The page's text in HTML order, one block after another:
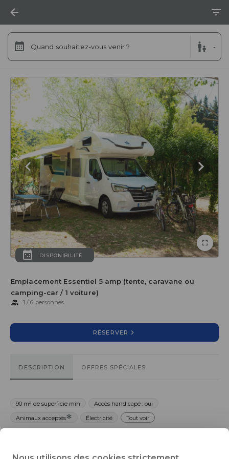
Quand souhaitez-vous venir ? -
DISPONIBILITÉ
Emplacement Essentiel 5 amp (tente, caravane ou
camping-car / 1 voiture)
1 / 6 personnes
RÉSERVER
DESCRIPTION OFFRES SPÉCIALES
90 m² de superficie min
Accès handicapé : oui
Animaux acceptés
Électricité Tout voir